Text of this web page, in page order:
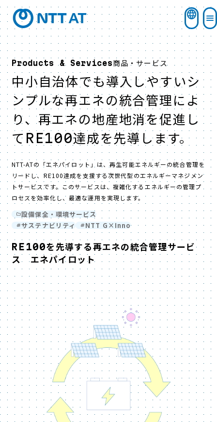
Products & Services商品・サービス
中小自治体でも導入しやすいシ
ンプルな再エネの統合管理によ
り、再エネの地産地消を促進し
てRE100達成を先導します。
NTT-ATの「エネパイロット」は、再生可能エネルギーの統合管理を
リードし、RE100達成を支援する次世代型のエネルギーマネジメン
トサービスです。このサービスは、複雑化するエネルギーの管理プ
ロセスを効率化し、最適な運用を実現します。
設備保全・環境サービス
サステナビリティ
NTT G×Inno
RE100を先導する再エネの統合管理サービ
ス エネパイロット